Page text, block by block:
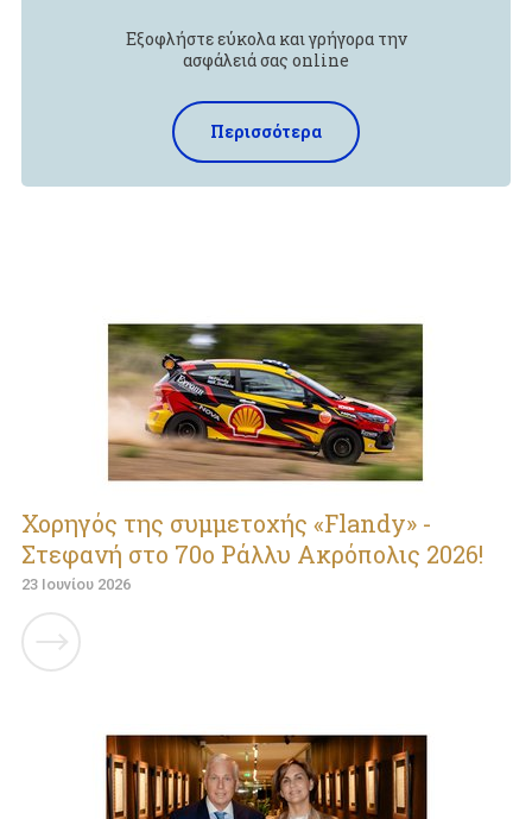
Εξοφλήστε εύκολα και γρήγορα την
ασφάλειά σας online
Περισσότερα
Χορηγός της συμμετοχής «Flandy» -
Στεφανή στο 70ο Ράλλυ Ακρόπολις 2026!
23 Ιουνίου 2026